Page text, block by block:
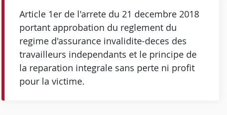
Article 1er de l'arrete du 21 decembre 2018
portant approbation du reglement du
regime d'assurance invalidite-deces des
travailleurs independants et le principe de
la reparation integrale sans perte ni profit
pour la victime.